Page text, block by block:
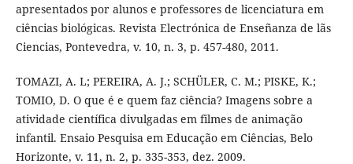
apresentados por alunos e professores de licenciatura em
ciências biológicas. Revista Electrónica de Enseñanza de lãs
Ciencias, Pontevedra, v. 10, n. 3, p. 457-480, 2011.
TOMAZI, A. L; PEREIRA, A. J.; SCHÜLER, C. M.; PISKE, K.;
TOMIO, D. O que é e quem faz ciência? Imagens sobre a
atividade científica divulgadas em filmes de animação
infantil. Ensaio Pesquisa em Educação em Ciências, Belo
Horizonte, v. 11, n. 2, p. 335-353, dez. 2009.